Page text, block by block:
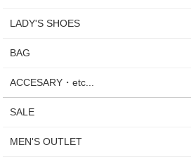
LADY'S SHOES
BAG
ACCESARY・etc...
SALE
MEN'S OUTLET